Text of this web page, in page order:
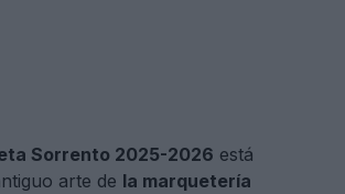
Sorrento 2025-2026 está
arte de la marquetería